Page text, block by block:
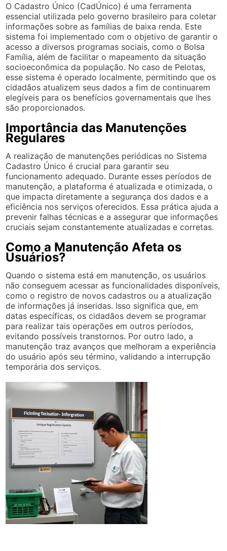
O Cadastro Único (CadÚnico) é uma ferramenta
essencial utilizada pelo governo brasileiro para coletar
informações sobre as famílias de baixa renda. Este
sistema foi implementado com o objetivo de garantir o
acesso a diversos programas sociais, como o Bolsa
Família, além de facilitar o mapeamento da situação
socioeconômica da população. No caso de Pelotas,
esse sistema é operado localmente, permitindo que os
cidadãos atualizem seus dados a fim de continuarem
elegíveis para os benefícios governamentais que lhes
são proporcionados.
Importância das Manutenções
Regulares
A realização de manutenções periódicas no Sistema
Cadastro Único é crucial para garantir seu
funcionamento adequado. Durante esses períodos de
manutenção, a plataforma é atualizada e otimizada, o
que impacta diretamente a segurança dos dados e a
eficiência nos serviços oferecidos. Essa prática ajuda a
prevenir falhas técnicas e a assegurar que informações
cruciais sejam constantemente atualizadas e corretas.
Como a Manutenção Afeta os
Usuários?
Quando o sistema está em manutenção, os usuários
não conseguem acessar as funcionalidades disponíveis,
como o registro de novos cadastros ou a atualização
de informações já inseridas. Isso significa que, em
datas específicas, os cidadãos devem se programar
para realizar tais operações em outros períodos,
evitando possíveis transtornos. Por outro lado, a
manutenção traz avanços que melhoram a experiência
do usuário após seu término, validando a interrupção
temporária dos serviços.